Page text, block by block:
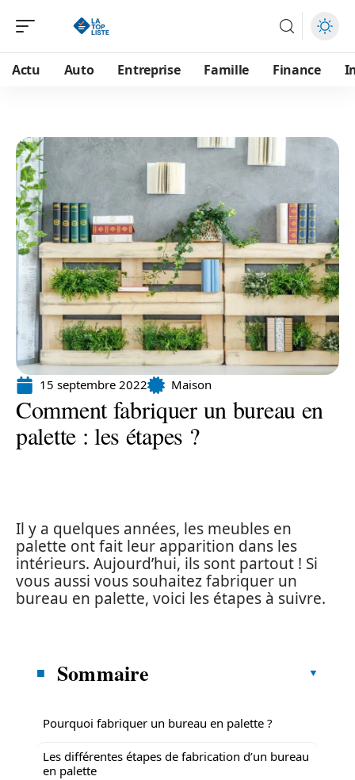
Actu Auto Entreprise Famille Finance
15 septembre 2022 Maison
Comment fabriquer un bureau en
palette : les étapes ?
Il y a quelques années, les meubles en
palette ont fait leur apparition dans les
intérieurs. Aujourd’hui, ils sont partout ! Si
vous aussi vous souhaitez fabriquer un
bureau en palette, voici les étapes à suivre.
Sommaire
Pourquoi fabriquer un bureau en palette ?
Les différentes étapes de fabrication d’un bureau
en palette